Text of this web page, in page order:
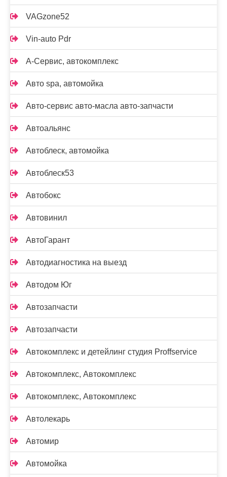
VAGzone52
Vin-auto Pdr
А-Сервис, автокомплекс
Авто spa, автомойка
Авто-сервис авто-масла авто-запчасти
Автоальянс
Автоблеск, автомойка
Автоблеск53
Автобокс
Автовинил
АвтоГарант
Автодиагностика на выезд
Автодом Юг
Автозапчасти
Автозапчасти
Автокомплекс и детейлинг студия Proffservice
Автокомплекс, Автокомплекс
Автокомплекс, Автокомплекс
Автолекарь
Автомир
Автомойка